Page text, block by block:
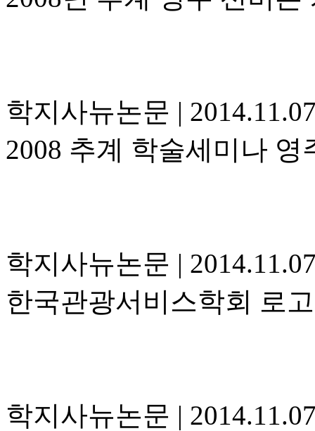
학지사뉴논문 |
2008 추계 학술세미나 영
학지사뉴논문 |
한국관광서비스학회 로
학지사뉴논문 |